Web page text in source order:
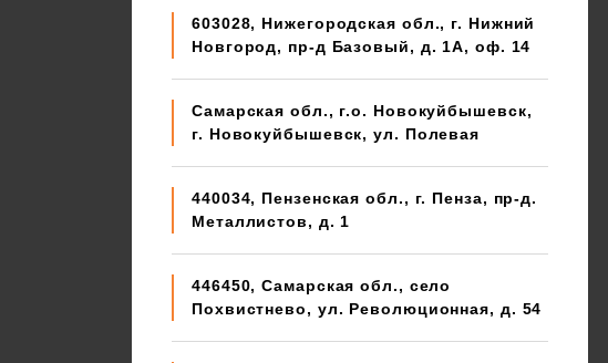
603028, Нижегородская обл., г. Нижний
Новгород, пр-д Базовый, д. 1А, оф. 14
Самарская обл., г.о. Новокуйбышевск,
г. Новокуйбышевск, ул. Полевая
440034, Пензенская обл., г. Пенза, пр-д.
Металлистов, д. 1
446450, Самарская обл., село
Похвистнево, ул. Революционная, д. 54